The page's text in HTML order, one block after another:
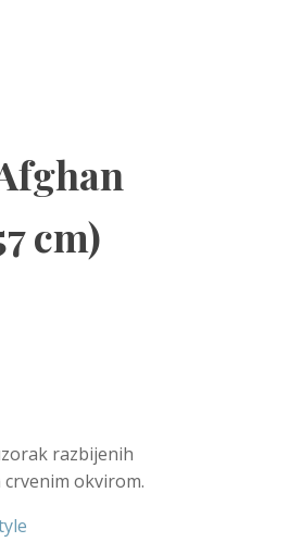
cm)
razbijenih
okvirom.